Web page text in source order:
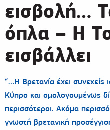
εισβολή…
όπλα – Η
εισβάλλει
“…Η Βρετανία έχει συνεχείς
Κύπρο και ομολογουμένως
περισσότεροι. Ακόμα
γνωστή βρετανική